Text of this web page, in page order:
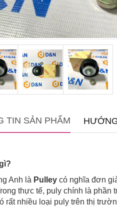
TIN SẢN PHẨM
Anh là Pulley có nghĩa đơn
thực tế, puly chính là phần
rất nhiều loại puly trên thị